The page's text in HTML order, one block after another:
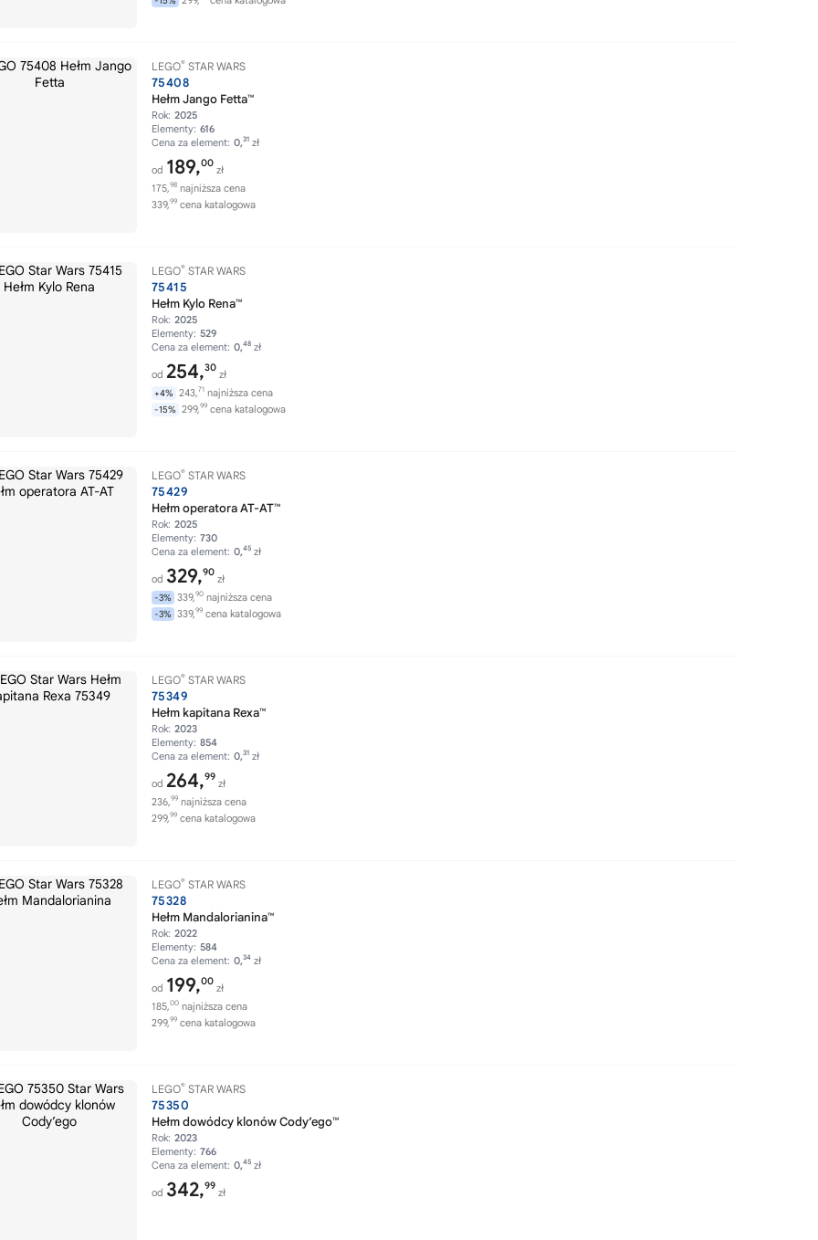
LEGO® STAR WARS
75408
Hełm Jango Fetta™
Rok: 2025
Elementy: 616
Cena za element: 0,31 zł
od 189,00
zł
175,98 najniższa cena
339,99 cena katalogowa
LEGO® STAR WARS
75415
Hełm Kylo Rena™
Rok: 2025
Elementy: 529
Cena za element: 0,48 zł
od 254,30
zł
+4% 243,71 najniższa cena
-15% 299,99 cena katalogowa
LEGO® STAR WARS
75429
Hełm operatora AT-AT™
Rok: 2025
Elementy: 730
Cena za element: 0,45 zł
od 329,90
zł
-3% 339,90 najniższa cena
-3% 339,99 cena katalogowa
LEGO® STAR WARS
75349
Hełm kapitana Rexa™
Rok: 2023
Elementy: 854
Cena za element: 0,31 zł
od 264,99
zł
236,99 najniższa cena
299,99 cena katalogowa
LEGO® STAR WARS
75328
Hełm Mandalorianina™
Rok: 2022
Elementy: 584
Cena za element: 0,34 zł
od 199,00
zł
185,00 najniższa cena
299,99 cena katalogowa
LEGO® STAR WARS
75350
Hełm dowódcy klonów Cody’ego™
Rok: 2023
Elementy: 766
Cena za element: 0,45 zł
od 342,99
zł